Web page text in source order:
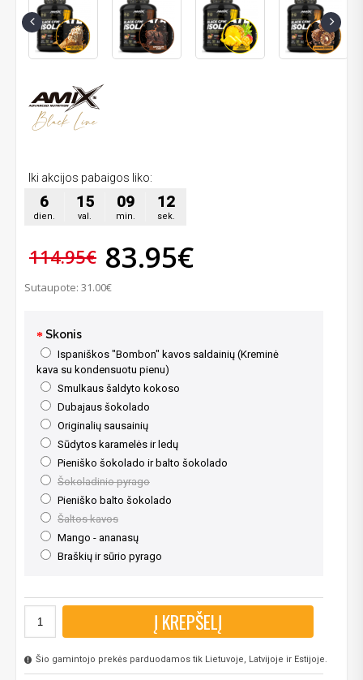
Iki akcijos pabaigos liko:
6
dien.
15
val.
09
min.
11
sek.
114.95€ 83.95€
Sutaupote: 31.00€
Skonis
Ispaniškos "Bombon" kavos saldainių (Kreminė
kava su kondensuotu pienu)
Smulkaus šaldyto kokoso
Dubajaus šokolado
Originalių sausainių
Sūdytos karamelės ir ledų
Pieniško šokolado ir balto šokolado
Šokoladinio pyrago
Pieniško balto šokolado
Šaltos kavos
Mango - ananasų
Braškių ir sūrio pyrago
Į KREPŠELĮ
Šio gamintojo prekės parduodamos tik Lietuvoje, Latvijoje ir Estijoje.